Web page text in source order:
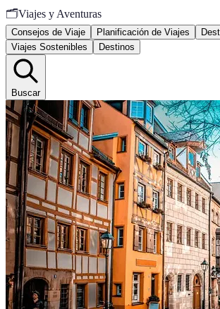
🗂️Viajes y Aventuras
Consejos de Viaje Planificación de Viajes
Viajes Sostenibles
Destinos
Buscar